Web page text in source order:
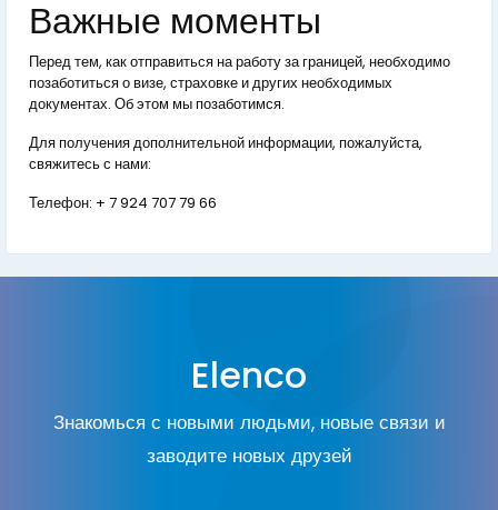
Важные моменты
Перед тем, как отправиться на работу за границей, необходимо
позаботиться о визе, страховке и других необходимых
документах. Об этом мы позаботимся.
Для получения дополнительной информации, пожалуйста,
свяжитесь с нами:
Телефон: + 7 924 707 79 66
Elenco
Знакомься с новыми людьми, новые связи и
заводите новых друзей